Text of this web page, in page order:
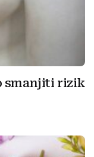
smanjiti rizik